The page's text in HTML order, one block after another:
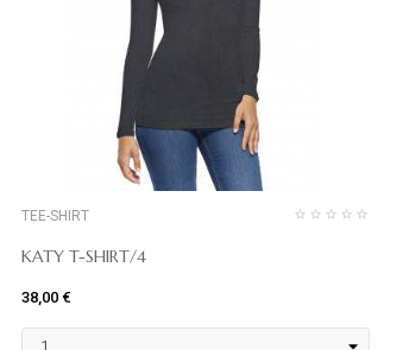
TEE-SHIRT
KATY T-SHIRT/4
38,00 €